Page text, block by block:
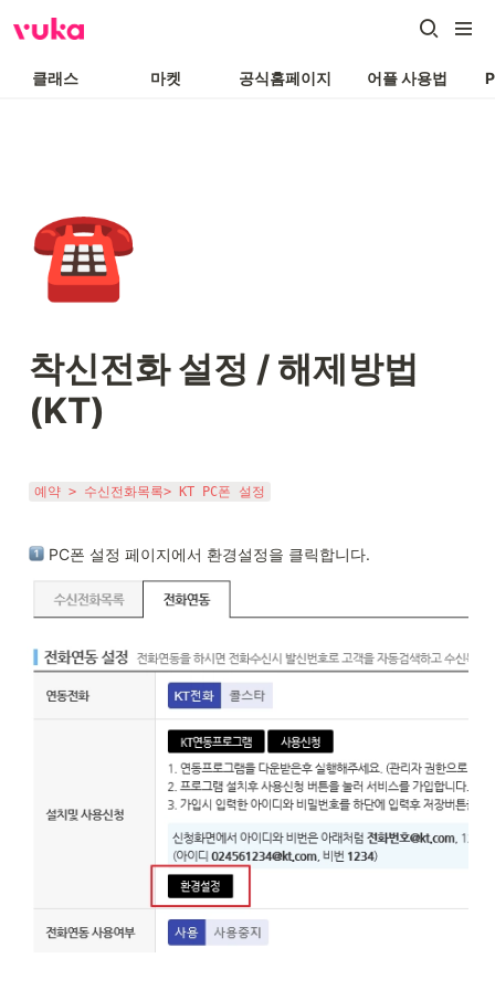
클래스 마켓 공식홈페이지 어플 사용법
☎️
착신전화 설정 / 해제방법
(KT)
예약 > 수신전화목록> KT PC폰 설정
PC폰 설정 페이지에서 환경설정을 클릭합니다.